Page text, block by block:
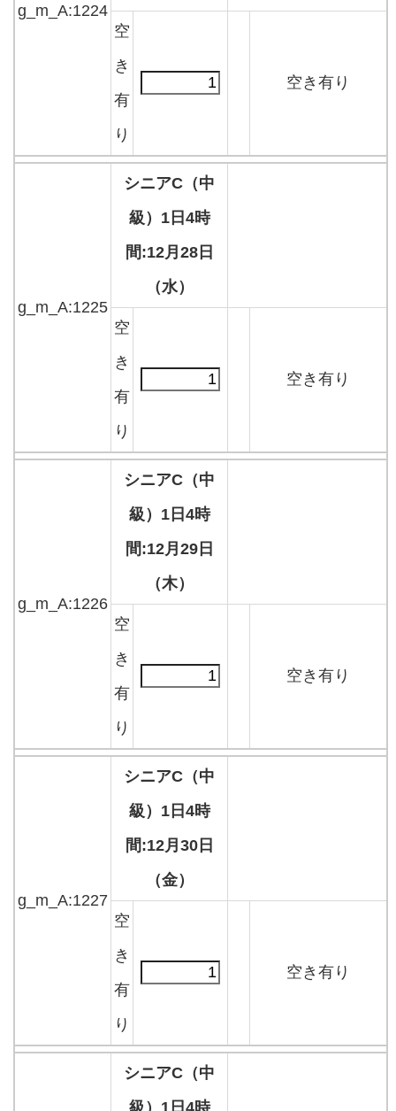
g_m_A:1224
空
き
有
り
空き有り
g_m_A:1225
シニアC（中
級）1日4時
間:12月28日
（水）
空
き
有
り
空き有り
g_m_A:1226
シニアC（中
級）1日4時
間:12月29日
（木）
空
き
有
り
空き有り
g_m_A:1227
シニアC（中
級）1日4時
間:12月30日
（金）
空
き
有
り
空き有り
シニアC（中
級）1日4時